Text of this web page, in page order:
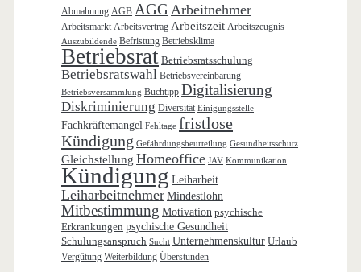
Abmahnung AGB AGG Arbeitnehmer
Arbeitsmarkt Arbeitsvertrag Arbeitszeit Arbeitszeugnis
Auszubildende Befristung Betriebsklima
Betriebsrat Betriebsratsschulung
Betriebsratswahl Betriebsvereinbarung
Betriebsversammlung Buchtipp Digitalisierung
Diskriminierung Diversität Einigungsstelle
Fachkräftemangel Fehltage fristlose
Kündigung Gefährdungsbeurteilung Gesundheitsschutz
Gleichstellung Homeoffice JAV Kommunikation
Kündigung Leiharbeit
Leiharbeitnehmer Mindestlohn
Mitbestimmung Motivation psychische
Erkrankungen psychische Gesundheit
Schulungsanspruch Sucht Unternehmenskultur Urlaub
Vergütung Weiterbildung Überstunden